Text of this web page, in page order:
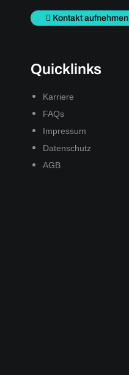
Kontakt aufnehmen
Quicklinks
Karriere
FAQs
Impressum
Datenschutz
AGB